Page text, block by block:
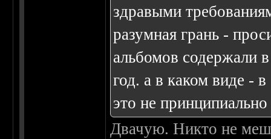
здравыми
разумная грань -
альбомов содержали
год. а в каком виде -
это не принципиально
Двачую. Никто не